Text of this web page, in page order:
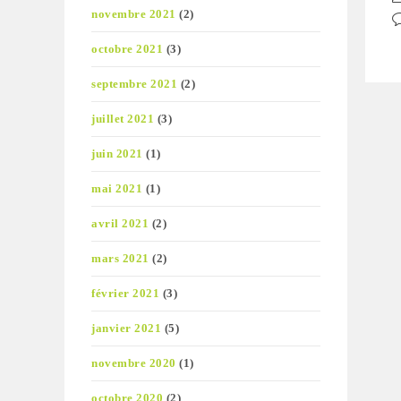
novembre 2021 (2)
octobre 2021 (3)
septembre 2021 (2)
juillet 2021 (3)
juin 2021 (1)
mai 2021 (1)
avril 2021 (2)
mars 2021 (2)
février 2021 (3)
janvier 2021 (5)
novembre 2020 (1)
octobre 2020 (2)